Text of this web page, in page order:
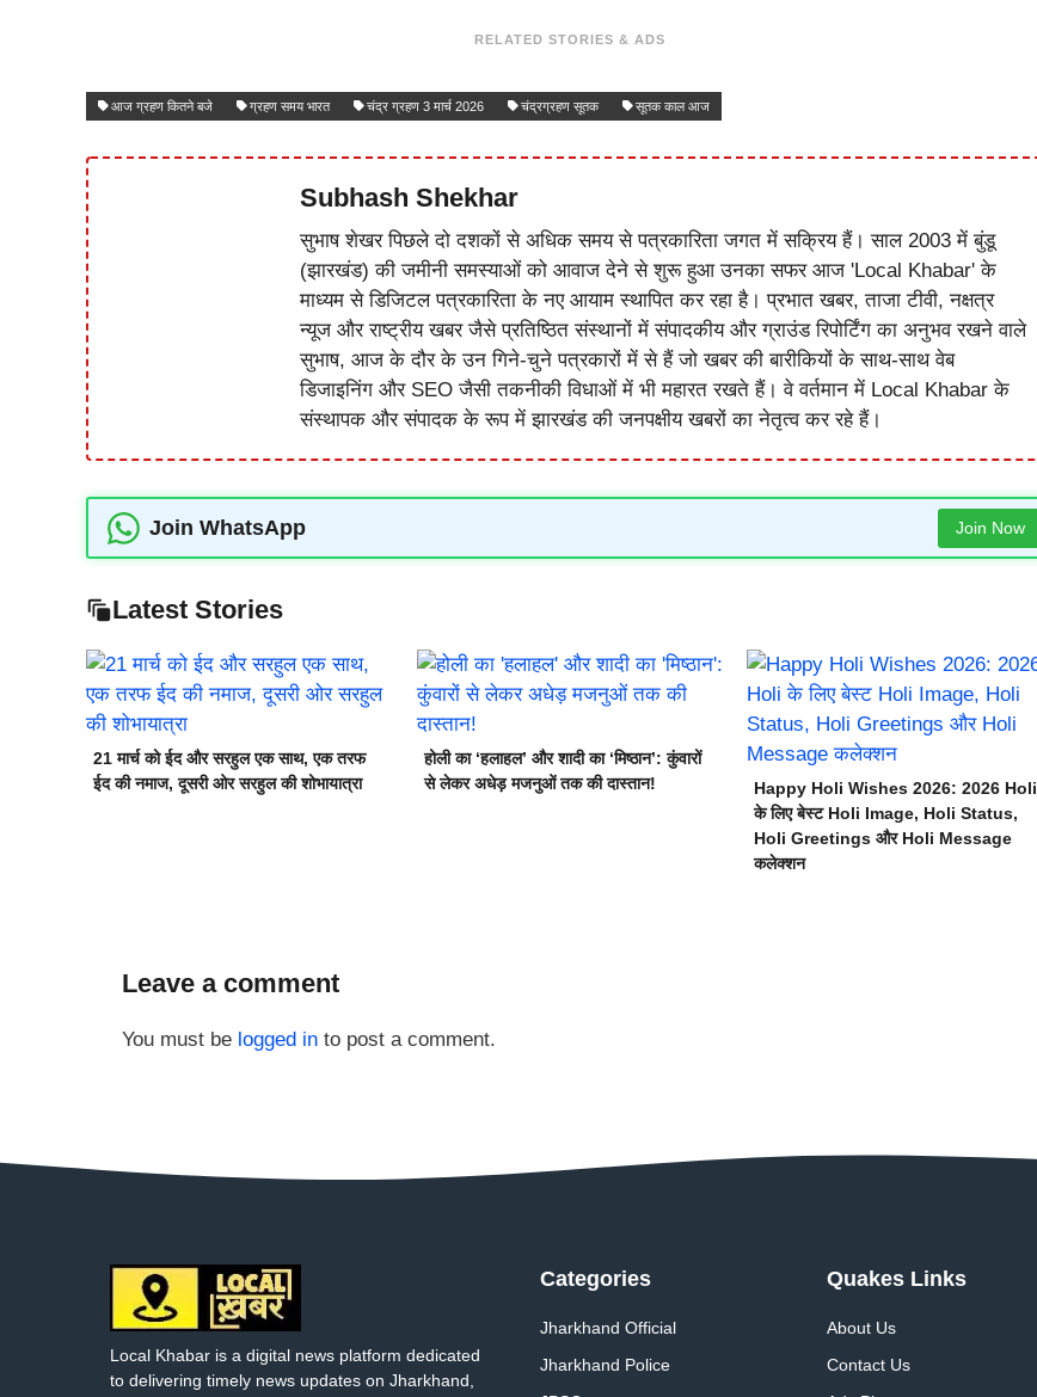
RELATED STORIES & ADS
आज ग्रहण कितने बजे ग्रहण समय भारत चंद्र ग्रहण 3 मार्च 2026 चंद्रग्रहण सूतक सूतक काल आज
Subhash Shekhar
सुभाष शेखर पिछले दो दशकों से अधिक समय से पत्रकारिता जगत में सक्रिय हैं। साल 2003 में बुंडू
(झारखंड) की जमीनी समस्याओं को आवाज देने से शुरू हुआ उनका सफर आज 'Local Khabar' के
माध्यम से डिजिटल पत्रकारिता के नए आयाम स्थापित कर रहा है। प्रभात खबर, ताजा टीवी, नक्षत्र
न्यूज और राष्ट्रीय खबर जैसे प्रतिष्ठित संस्थानों में संपादकीय और ग्राउंड रिपोर्टिंग का अनुभव रखने वाले
सुभाष, आज के दौर के उन गिने-चुने पत्रकारों में से हैं जो खबर की बारीकियों के साथ-साथ वेब
डिजाइनिंग और SEO जैसी तकनीकी विधाओं में भी महारत रखते हैं। वे वर्तमान में Local Khabar के
संस्थापक और संपादक के रूप में झारखंड की जनपक्षीय खबरों का नेतृत्व कर रहे हैं।
Join WhatsApp Join Now
Latest Stories
21 मार्च को ईद और सरहुल एक साथ, एक तरफ
ईद की नमाज, दूसरी ओर सरहुल की शोभायात्रा
होली का ‘हलाहल’ और शादी का ‘मिष्ठान’: कुंवारों
से लेकर अधेड़ मजनुओं तक की दास्तान!
Happy Holi Wishes 2026: 2026 Holi
के लिए बेस्ट Holi Image, Holi Status,
Holi Greetings और Holi Message
कलेक्शन
Leave a comment
You must be logged in to post a comment.
Local Khabar is a digital news platform dedicated
to delivering timely news updates on Jharkhand,
Categories
Jharkhand Official
Jharkhand Police
Quakes Links
About Us
Contact Us